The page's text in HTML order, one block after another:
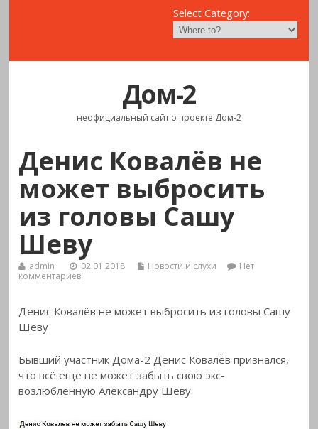
Select Category:
Дом-2
неофициальный сайт о проекте Дом-2
Денис Ковалёв не
может выбросить
из головы Сашу
Шеву
admin 02.01.2018 Новости и слухи
Нет
комментариев
Денис Ковалёв не может выбросить из головы Сашу
Шеву
Бывший участник Дома-2 Денис Ковалёв признался,
что всё ещё не может забыть свою экс-
возлюбленную Александру Шеву.